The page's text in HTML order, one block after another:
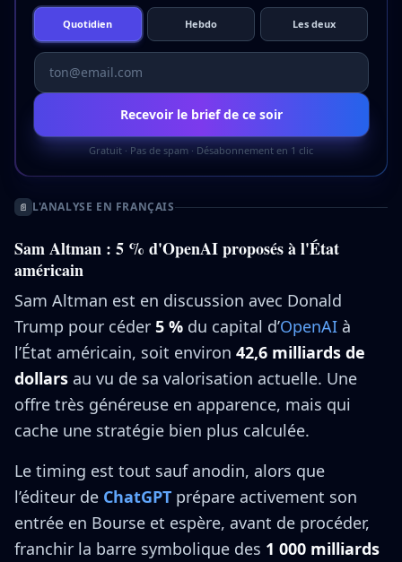
Quotidien Hebdo Les deux
Recevoir le brief de ce soir
Gratuit · Pas de spam · Désabonnement en 1 clic
📄 L'ANALYSE EN FRANÇAIS
Sam Altman : 5 % d'OpenAI proposés à l'État
américain
Sam Altman est en discussion avec Donald
Trump pour céder 5 % du capital d’OpenAI à
l’État américain, soit environ 42,6 milliards de
dollars au vu de sa valorisation actuelle. Une
offre très généreuse en apparence, mais qui
cache une stratégie bien plus calculée.
Le timing est tout sauf anodin, alors que
l’éditeur de ChatGPT prépare activement son
entrée en Bourse et espère, avant de procéder,
franchir la barre symbolique des 1 000 milliards